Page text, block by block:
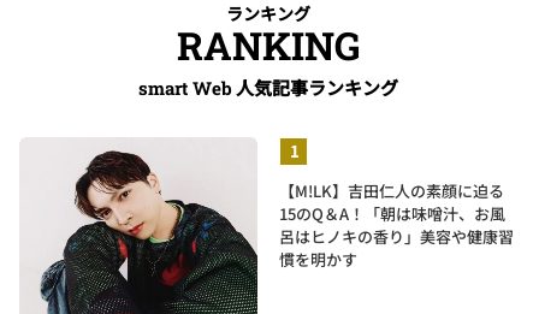
ランキング
RANKING
smart Web 人気記事ランキング
【M!LK】吉田仁人の素顔に迫る
15のQ＆A！「朝は味噌汁、お風
呂はヒノキの香り」美容や健康習
慣を明かす